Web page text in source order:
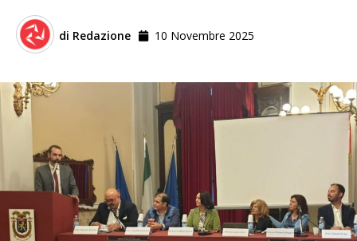
di Redazione 10 Novembre 2025